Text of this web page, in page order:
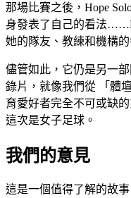
那場比賽之後，Hope
身發表了自己的看法
她的隊友、教練和機構
儘管如此，它仍是另一
錄片，就像我們從 「體
育愛好者完全不可或缺
這次是女子足球。
我們的意見
這是一個值得了解的故